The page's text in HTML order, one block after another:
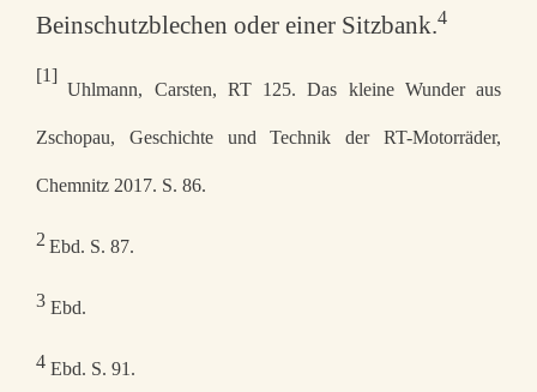
Beinschutzblechen oder einer Sitzbank.4
[1]
Uhlmann, Carsten, RT 125. Das kleine Wunder aus
Zschopau, Geschichte und Technik der RT-Motorräder,
Chemnitz 2017. S. 86.
2 Ebd. S. 87.
3 Ebd.
4 Ebd. S. 91.